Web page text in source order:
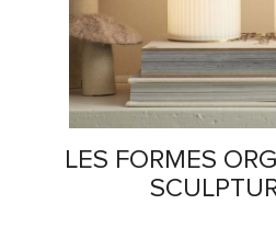
LES FORMES